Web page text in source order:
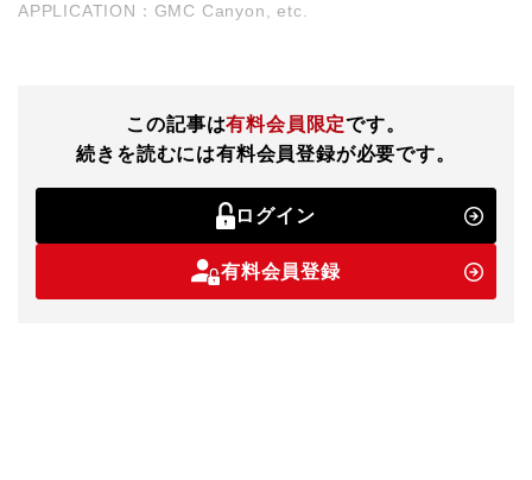
APPLICATION：GMC Canyon, etc.
この記事は有料会員限定です。
続きを読むには有料会員登録が必要です。
ログイン
有料会員登録